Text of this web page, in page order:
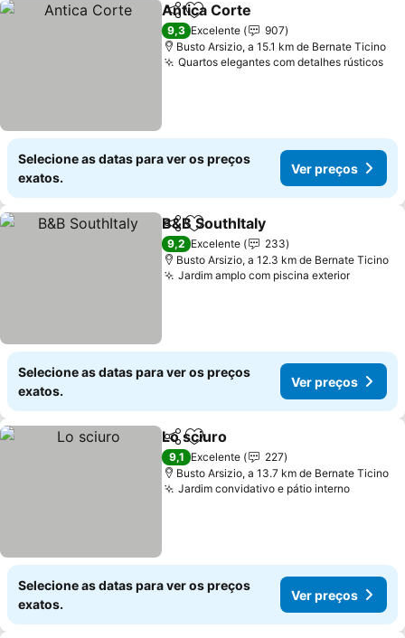
PartilharAdicionar aos favoritos
Antica Corte
9,3 Excelente
907
Busto Arsizio, a 15.1 km de Bernate Ticino
Quartos elegantes com detalhes rústicos
Selecione as datas para ver os preços
exatos.
Ver preços
PartilharAdicionar aos favoritos
B&B SouthItaly
9,2 Excelente
233
Busto Arsizio, a 12.3 km de Bernate Ticino
Jardim amplo com piscina exterior
Selecione as datas para ver os preços
exatos.
Ver preços
PartilharAdicionar aos favoritos
Lo sciuro
9,1 Excelente
227
Busto Arsizio, a 13.7 km de Bernate Ticino
Jardim convidativo e pátio interno
Selecione as datas para ver os preços
exatos.
Ver preços